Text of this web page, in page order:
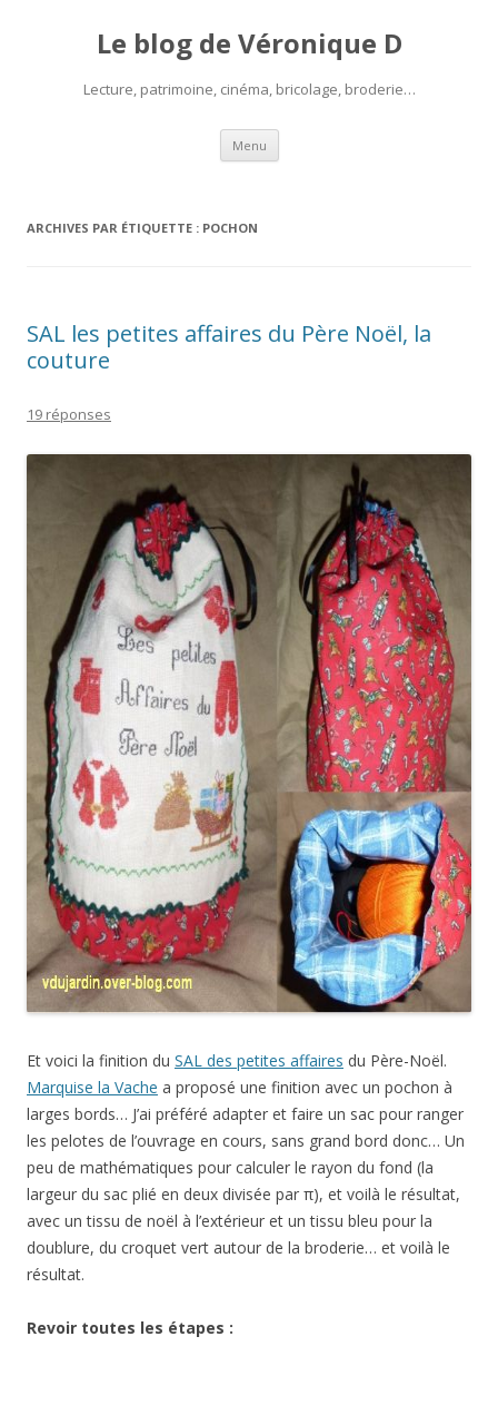
Le blog de Véronique D
Lecture, patrimoine, cinéma, bricolage, broderie…
Menu Aller
contenu
ARCHIVES PAR ÉTIQUETTE : POCHON
SAL les petites affaires du Père Noël, la
couture
19 réponses
Et voici la finition du SAL des petites affaires du Père-Noël.
Marquise la Vache a proposé une finition avec un pochon à
larges bords… J’ai préféré adapter et faire un sac pour ranger
les pelotes de l’ouvrage en cours, sans grand bord donc… Un
peu de mathématiques pour calculer le rayon du fond (la
largeur du sac plié en deux divisée par π), et voilà le résultat,
avec un tissu de noël à l’extérieur et un tissu bleu pour la
doublure, du croquet vert autour de la broderie… et voilà le
résultat.
Revoir toutes les étapes :